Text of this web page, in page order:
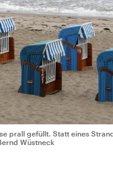
prall gefüllt. Statt eines
Wüstneck